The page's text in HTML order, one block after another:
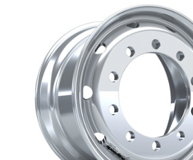
PARTENERI
DE CE GITI
DESPRE NOI